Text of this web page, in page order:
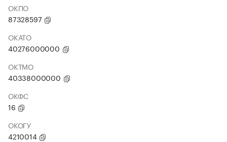
ОКПО
87328597
ОКАТО
40276000000
ОКТМО
40338000000
ОКФС
16
ОКОГУ
4210014